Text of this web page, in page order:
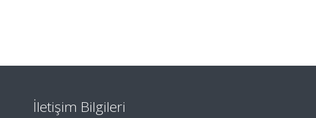
İletişim Bilgileri